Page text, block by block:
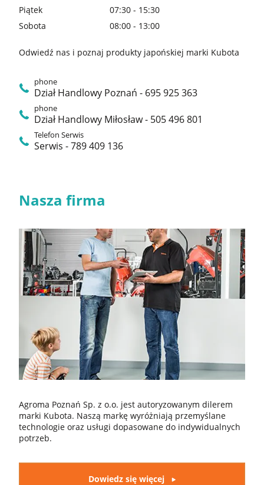
Piątek
07:30 - 15:30
Sobota
08:00 - 13:00
Odwiedź nas i poznaj produkty japońskiej marki Kubota
phone
Dział Handlowy Poznań - 695 925 363
phone
Dział Handlowy Miłosław - 505 496 801
Telefon Serwis
Serwis - 789 409 136
Nasza firma
Agroma Poznań Sp. z o.o. jest autoryzowanym dilerem
marki Kubota. Naszą markę wyróżniają przemyślane
technologie oraz usługi dopasowane do indywidualnych
potrzeb.
Dowiedz się więcej